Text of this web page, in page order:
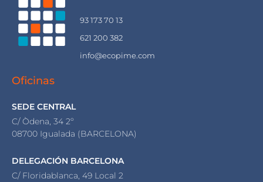
93 173 70 13
621 200 382
info@ecopime.com
Oficinas
SEDE CENTRAL
C/ Òdena, 34 2º
08700 Igualada (BARCELONA)
DELEGACIÓN BARCELONA
C/ Floridablanca, 49 Local 2